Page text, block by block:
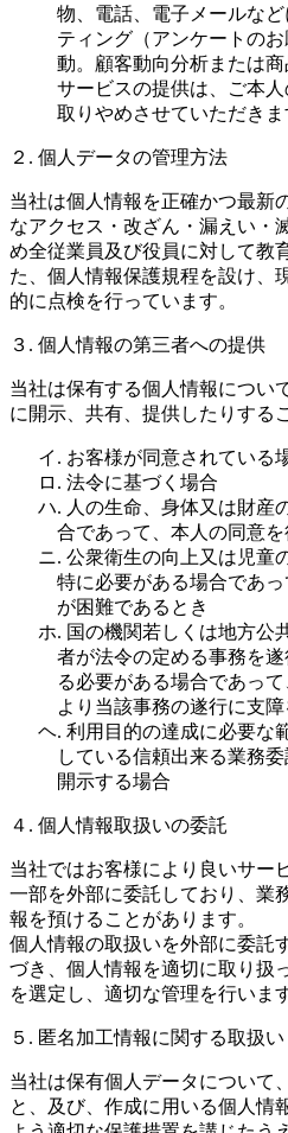
物、電話、電子メールな
ティング（アンケートの
動。顧客動向分析または
サービスの提供は、ご本人
取りやめさせていただきま
２. 個人データの管理方法
当社は個人情報を正確かつ最新
なアクセス・改ざん・漏えい・
め全従業員及び役員に対して教
た、個人情報保護規程を設け、
的に点検を行っています。
３. 個人情報の第三者への提供
当社は保有する個人情報につい
に開示、共有、提供したりする
イ. お客様が同意されている
ロ. 法令に基づく場合
ハ. 人の生命、身体又は財産
合であって、本人の同意
ニ. 公衆衛生の向上又は児童
特に必要がある場合であ
が困難であるとき
ホ. 国の機関若しくは地方公
者が法令の定める事務を
る必要がある場合であっ
より当該事務の遂行に支
ヘ. 利用目的の達成に必要な
している信頼出来る業務
開示する場合
４. 個人情報取扱いの委託
当社ではお客様により良いサー
一部を外部に委託しており、業
報を預けることがあります。
個人情報の取扱いを外部に委託
づき、個人情報を適切に取り扱
を選定し、適切な管理を行います
５. 匿名加工情報に関する取扱い
当社は保有個人データについて
と、及び、作成に用いる個人情